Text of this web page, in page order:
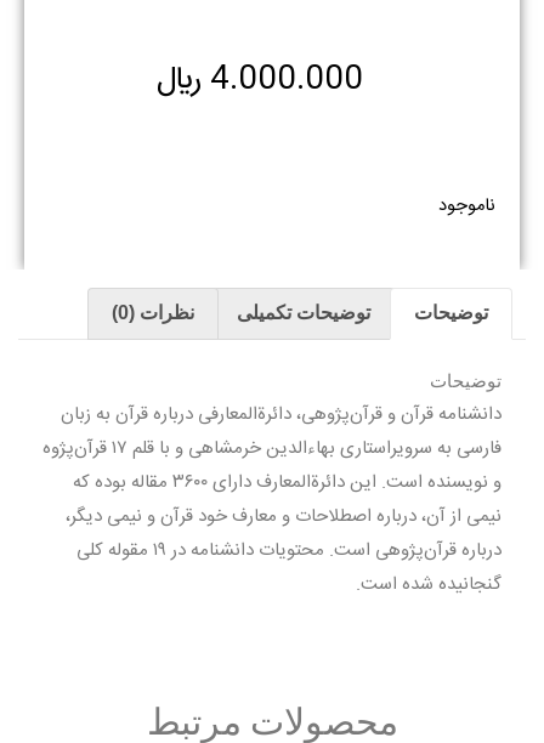
4.000.000 ﷼
ناموجود
توضیحات توضیحات تکمیلی نظرات (0)
توضیحات
دانشنامه قرآن و قرآن‌پژوهی، دائرةالمعارفی درباره قرآن به زبان
فارسی به سرویراستاری بهاءالدین خرمشاهی و با قلم ۱۷ قرآن‌پژوه
و نویسنده است. این دائرةالمعارف دارای ۳۶۰۰ مقاله بوده که
نیمی از آن، درباره اصطلاحات و معارف خود قرآن و نیمی دیگر،
درباره قرآن‌پژوهی است. محتویات دانشنامه در ۱۹ مقوله کلی
گنجانیده شده است.
محصولات مرتبط